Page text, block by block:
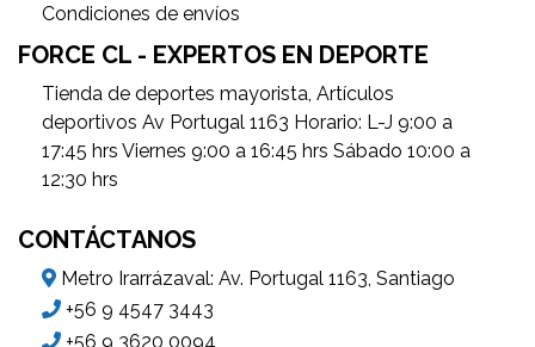
Condiciones de envíos
FORCE CL - EXPERTOS EN DEPORTE
Tienda de deportes mayorista, Artículos
deportivos Av Portugal 1163 Horario: L-J 9:00 a
17:45 hrs Viernes 9:00 a 16:45 hrs Sábado 10:00 a
12:30 hrs
CONTÁCTANOS
Metro Irarrázaval: Av. Portugal 1163, Santiago
+56 9 4547 3443
+56 9 3620 0094